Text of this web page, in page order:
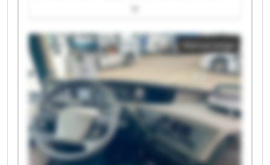
GmbH - Stapler-Service Matthias Schmidt GmbH -
Service Matthias Schmidt GmbH - Stapler-Service
Matthias Schmidt GmbH - Stapler-Service Matthias
Schmidt GmbH - Stapler-Service Matthias Schmidt
GmbH - Stapler-Service Matthias Schmidt GmbH -
Stapler-Service Matthias Schmidt GmbH - Stapler-
Service Matthias Schmidt GmbH - Stapler-Service
Matthias Schmidt GmbH - Stapler-Service Matthias
Schmidt GmbH - Stapler-Service Matthias Schmidt
GmbH - Stapler-Service Matthias Schmidt GmbH -
Stapler-Service Matthias Schmidt GmbH - Stapler-
Service Matthias Schmidt GmbH - Stapler-Service
Kleinanzeige